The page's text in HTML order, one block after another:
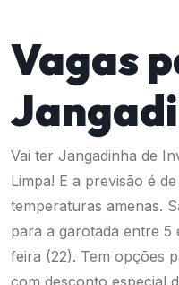
Vagas
Vai ter Jangadinha de
Limpa! E a previsão é
temperaturas amenas.
para a garotada entre 5
feira (22). Tem opções
com desconto especial